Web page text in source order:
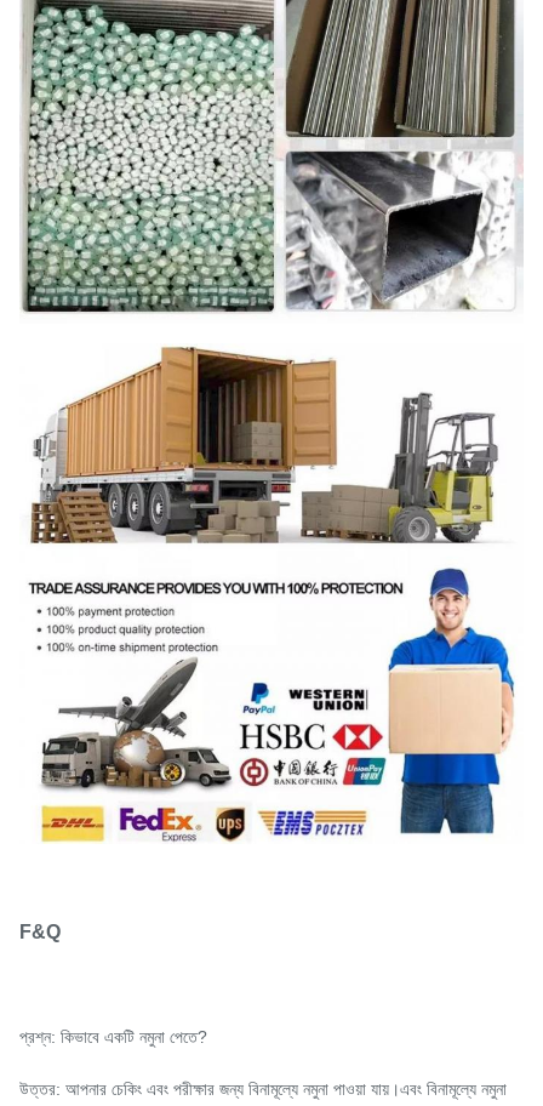
F&Q
প্রশ্ন: কিভাবে একটি নমুনা পেতে?
উত্তর: আপনার চেকিং এবং পরীক্ষার জন্য বিনামূল্যে নমুনা পাওয়া যায়।এবং বিনামূল্যে নমুনা